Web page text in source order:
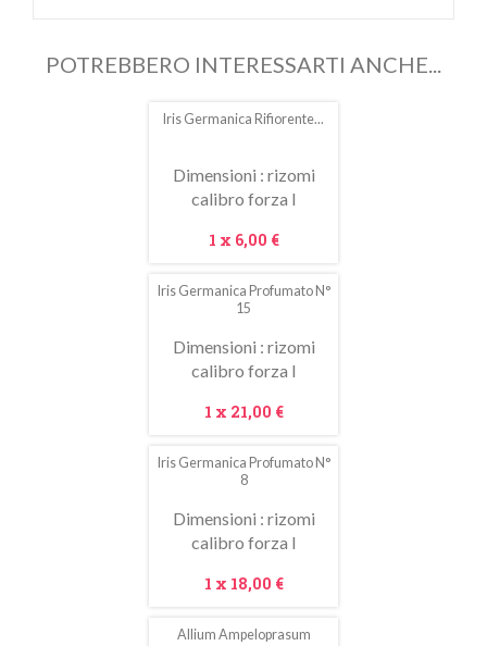
POTREBBERO INTERESSARTI ANCHE...
Iris Germanica Rifiorente...
Dimensioni : rizomi
calibro forza I
Prezzo
1 x 6,00 €
Iris Germanica Profumato N°
15
Dimensioni : rizomi
calibro forza I
Prezzo
1 x 21,00 €
Iris Germanica Profumato N°
8
Dimensioni : rizomi
calibro forza I
Prezzo
1 x 18,00 €
Allium Ampeloprasum